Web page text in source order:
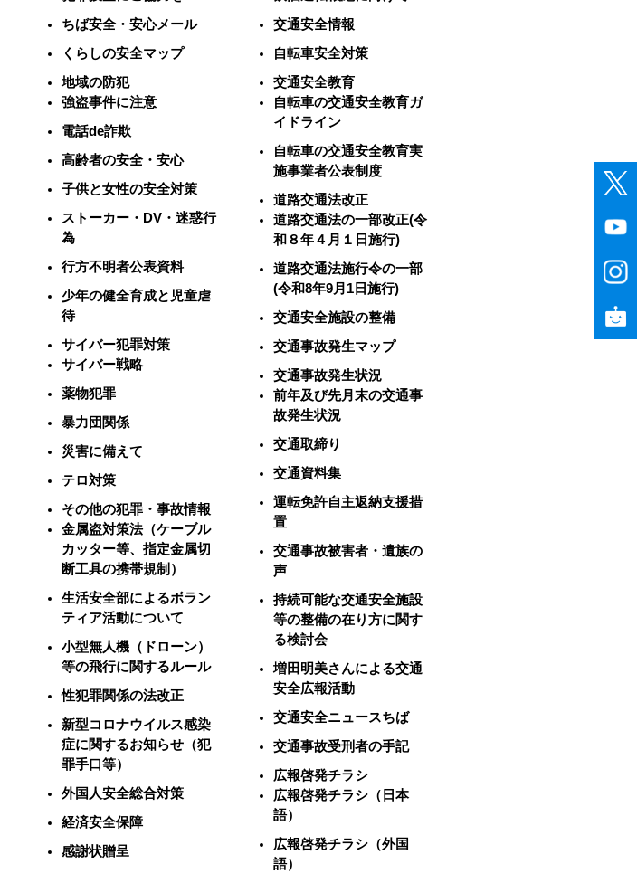
ちば安全・安心メール
くらしの安全マップ
地域の防犯
強盗事件に注意
電話de詐欺
高齢者の安全・安心
子供と女性の安全対策
ストーカー・DV・迷惑行
為
行方不明者公表資料
少年の健全育成と児童虐
待
サイバー犯罪対策
サイバー戦略
薬物犯罪
暴力団関係
災害に備えて
テロ対策
その他の犯罪・事故情報
金属盗対策法（ケーブル
カッター等、指定金属切
断工具の携帯規制）
生活安全部によるボラン
ティア活動について
小型無人機（ドローン）
等の飛行に関するルール
性犯罪関係の法改正
新型コロナウイルス感染
症に関するお知らせ（犯
罪手口等）
外国人安全総合対策
経済安全保障
感謝状贈呈
交通安全情報
自転車安全対策
交通安全教育
自転車の交通安全教育ガ
イドライン
自転車の交通安全教育実
施事業者公表制度
道路交通法改正
道路交通法の一部改正(令
和８年４月１日施行)
道路交通法施行令の一部
(令和8年9月1日施行)
交通安全施設の整備
交通事故発生マップ
交通事故発生状況
前年及び先月末の交通事
故発生状況
交通取締り
交通資料集
運転免許自主返納支援措
置
交通事故被害者・遺族の
声
持続可能な交通安全施設
等の整備の在り方に関す
る検討会
増田明美さんによる交通
安全広報活動
交通安全ニュースちば
交通事故受刑者の手記
広報啓発チラシ
広報啓発チラシ（日本
語）
広報啓発チラシ（外国
語）